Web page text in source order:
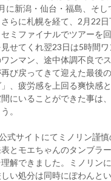
に新潟・仙台・福島、そ
らに札幌を経て、2月22
ミファイナルでツアーを
せてくれ翌23日は5時間
ンマン、途中体調不良で
び戻ってきて迎えた最後
、疲労感を上回る爽快感
にいることができた事は
。
式サイトにてミノリン謹
とモエちゃんのタンブラ
解できました。ミノリン
い処分は同時にぽわんと